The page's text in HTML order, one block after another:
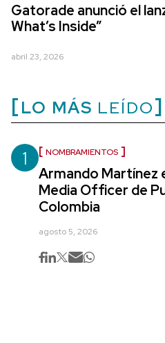
Gatorade anunció el
What’s Inside”
abril 23, 2026
LO MÁS LEÍDO
1 NOMBRAMIENTOS
Armando Martínez
Media Officer de
Colombia
agosto 5, 2026